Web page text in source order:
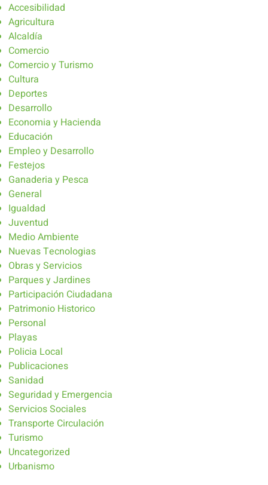
Accesibilidad
Agricultura
Alcaldía
Comercio
Comercio y Turismo
Cultura
Deportes
Desarrollo
Economia y Hacienda
Educación
Empleo y Desarrollo
Festejos
Ganaderia y Pesca
General
Igualdad
Juventud
Medio Ambiente
Nuevas Tecnologias
Obras y Servicios
Parques y Jardines
Participación Ciudadana
Patrimonio Historico
Personal
Playas
Policia Local
Publicaciones
Sanidad
Seguridad y Emergencia
Servicios Sociales
Transporte Circulación
Turismo
Uncategorized
Urbanismo